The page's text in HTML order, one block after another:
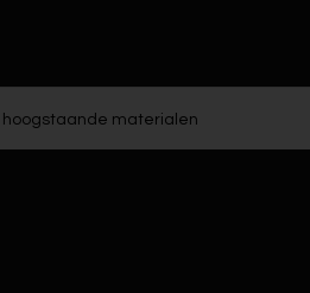
hoogstaande materialen